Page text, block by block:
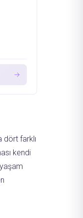
→
dört farklı
kendi